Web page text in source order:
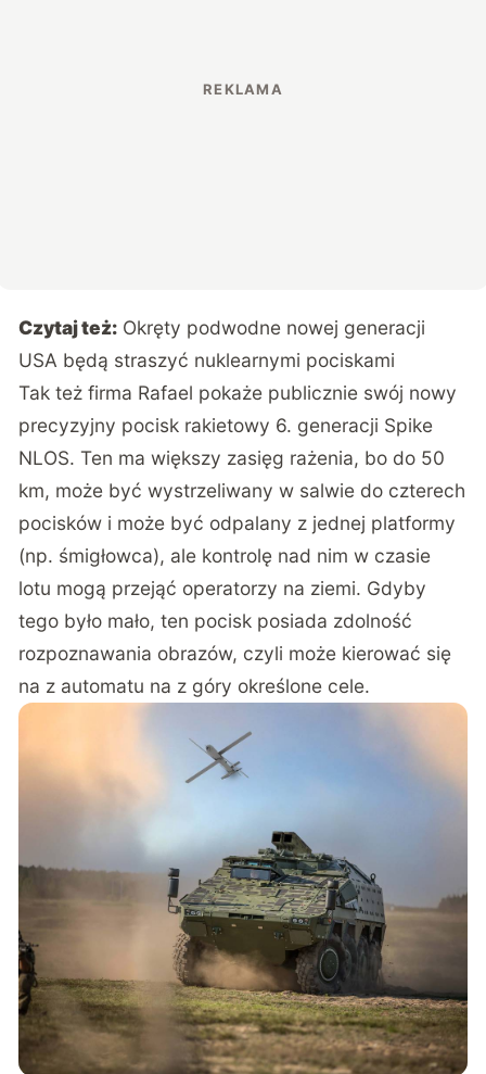
Czytaj też: Okręty podwodne nowej generacji
USA będą straszyć nuklearnymi pociskami
Tak też firma Rafael pokaże publicznie swój nowy
precyzyjny pocisk rakietowy 6. generacji Spike
NLOS. Ten ma większy zasięg rażenia, bo do 50
km, może być wystrzeliwany w salwie do czterech
pocisków i może być odpalany z jednej platformy
(np. śmigłowca), ale kontrolę nad nim w czasie
lotu mogą przejąć operatorzy na ziemi. Gdyby
tego było mało, ten pocisk posiada zdolność
rozpoznawania obrazów, czyli może kierować się
na z automatu na z góry określone cele.